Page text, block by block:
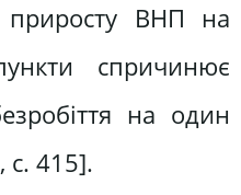
приросту ВНП на
спричинює
на один
с. 415].